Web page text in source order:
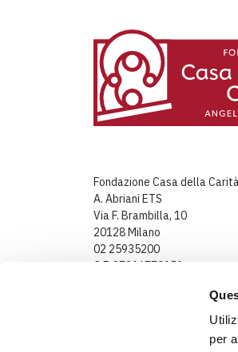
per
Fondazione Casa della
A. Abriani ETS
Via F. Brambilla, 10
20128 Milano
02 25935200
C.F. 97316770151